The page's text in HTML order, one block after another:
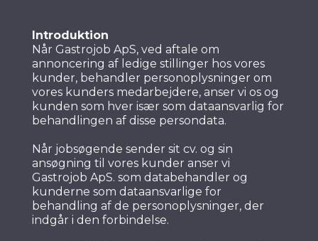
Introduktion
Når Gastrojob ApS, ved aftale om
annoncering af ledige stillinger hos vores
kunder, behandler personoplysninger om
vores kunders medarbejdere, anser vi os og
kunden som hver især som dataansvarlig for
behandlingen af disse persondata.
Når jobsøgende sender sit cv. og sin
ansøgning til vores kunder anser vi
Gastrojob ApS. som databehandler og
kunderne som dataansvarlige for
behandling af de personoplysninger, der
indgår i den forbindelse.